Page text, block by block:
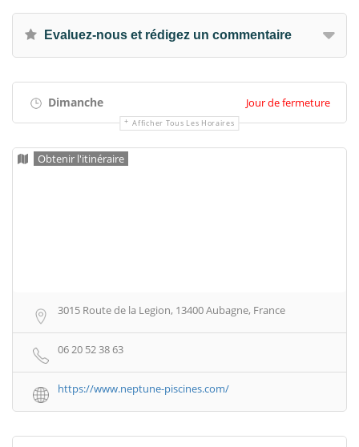
Evaluez-nous et rédigez un commentaire
Dimanche Jour de fermeture
Afficher Tous Les Horaires
Obtenir l'itinéraire
3015 Route de la Legion, 13400 Aubagne, France
06 20 52 38 63
https://www.neptune-piscines.com/